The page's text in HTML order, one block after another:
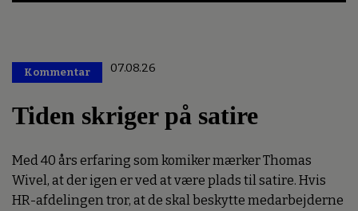
Kommentar 07.08.26
Tiden skriger på satire
Med 40 års erfaring som komiker mærker Thomas
Wivel, at der igen er ved at være plads til satire. Hvis
HR-afdelingen tror, at de skal beskytte medarbejderne